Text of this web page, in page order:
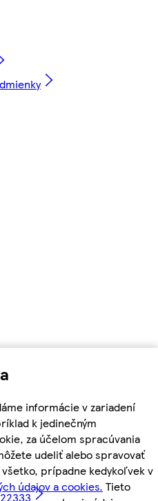
informácie v zariadení
k jedinečným
za účelom spracúvania
udeliť alebo spravovať
prípadne kedykoľvek v
údajov a cookies. Tieto